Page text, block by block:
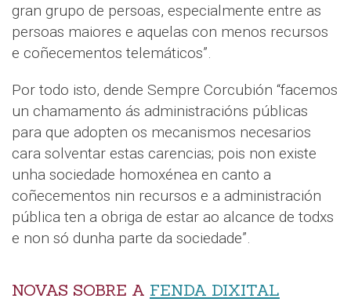
gran grupo de persoas, especialmente entre as
persoas maiores e aquelas con menos recursos
e coñecementos telemáticos”.
Por todo isto, dende Sempre Corcubión “facemos
un chamamento ás administracións públicas
para que adopten os mecanismos necesarios
cara solventar estas carencias; pois non existe
unha sociedade homoxénea en canto a
coñecementos nin recursos e a administración
pública ten a obriga de estar ao alcance de todxs
e non só dunha parte da sociedade”.
NOVAS SOBRE A FENDA DIXITAL